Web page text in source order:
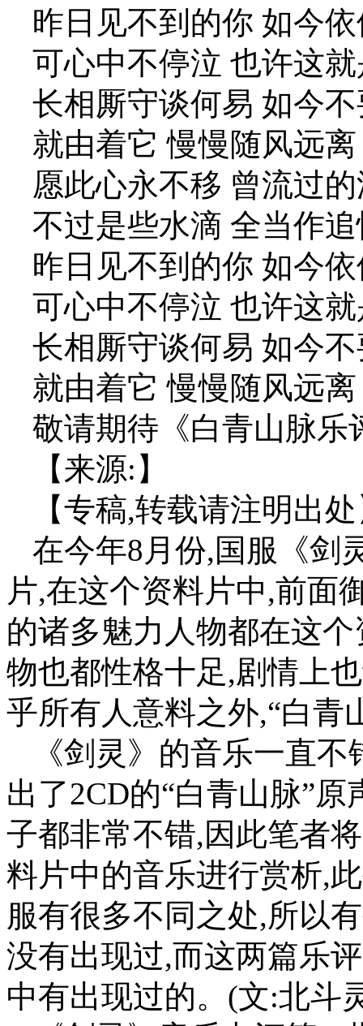
昨日见不到的你 如今
可心中不停泣 也许这
长相厮守谈何易 如今
就由着它 慢慢随风远离
愿此心永不移 曾流过
不过是些水滴 全当作
昨日见不到的你 如今
可心中不停泣 也许这
长相厮守谈何易 如今
就由着它 慢慢随风远离
敬请期待《白青山脉乐
【来源:】
【专稿,转载请注明出
在今年8月份,国服《剑
片,在这个资料片中,前面
的诸多魅力人物都在这
物也都性格十足,剧情上
乎所有人意料之外,“白青
《剑灵》的音乐一直
出了2CD的“白青山脉”
子都非常不错,因此笔者
料片中的音乐进行赏析,
服有很多不同之处,所以
没有出现过,而这两篇乐
中有出现过的。(文:北斗